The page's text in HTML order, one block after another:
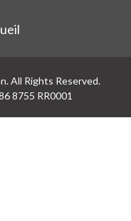
All Rights Reserved.
8755 RR0001